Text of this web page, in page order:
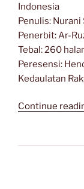
Indonesia
Penulis:
Penerbit: Ar-
Tebal: 260
Peresensi:
Kedaulatan
Continue